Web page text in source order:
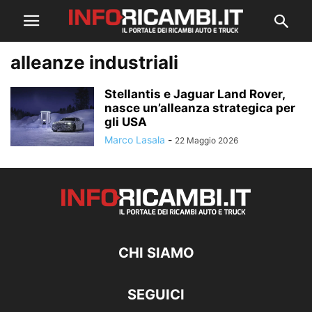
alleanze industriali
Stellantis e Jaguar Land Rover,
nasce un’alleanza strategica per
gli USA
Marco Lasala - 22 Maggio 2026
CHI SIAMO
SEGUICI